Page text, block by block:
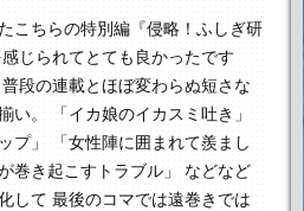
こちらの特別編『侵略！ふしぎ研
じられてとても良かったです
段の連載とほぼ変わらぬ短さな
い。
「イカ娘のイカスミ吐き」
プ」
「女性陣に囲まれて羨まし
巻き起こすトラブル」
などなど
して 最後のコマでは遠巻きでは